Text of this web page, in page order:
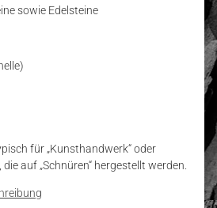
sowie Edelsteine
für „Kunsthandwerk“ oder
auf „Schnüren“ hergestellt werden.